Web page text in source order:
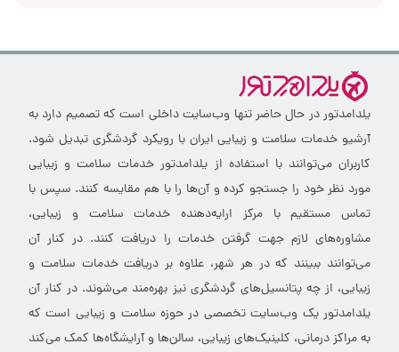
یلدامدتور در حال حاضر تنها وب‌سایت داخلی است که تصمیم دارد به
آرشیو خدمات سلامت و زیبایی ایران با رویکرد گردشگری تبدیل شود.
کاربران می‌توانند با استفاده از یلدامدتور خدمات سلامت و زیبایی
مورد نظر خود را جستجو کرده و آن‌ها را با هم مقایسه کنند. سپس با
تماس مستقیم با مرکز ارایه‌دهنده خدمات سلامت و زیبایی،
مشاوره‌های لازم جهت گرفتن خدمات را دریافت کنند. در کنار آن
می‌توانند ببینند که در هر شهر، علاوه بر دریافت خدمات سلامت و
زیبایی، از چه پتانسیل‌های گردشگری نیز بهره‌مند می‌شوند. در کنار آن
یلدامدتور یک وب‌سایت تخصصی در حوزه سلامت و زیبایی است که
به مراکز درمانی، کلینیک‌های زیبایی، سالن‌ها و آرایشگاه‌ها کمک می‌کند